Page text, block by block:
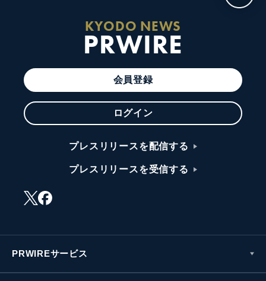
KYODO NEWS
PRWIRE
会員登録
ログイン
プレスリリースを配信する
プレスリリースを受信する
PRWIREサービス